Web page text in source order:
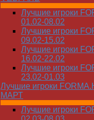
Лучшие игроки
01.02-08.02
Лучшие игроки
09.02-15.02
Лучшие игроки
16.02-22.02
Лучшие игроки
23.02-01.03
Лучшие игроки
МАРТ
Лучшие игроки